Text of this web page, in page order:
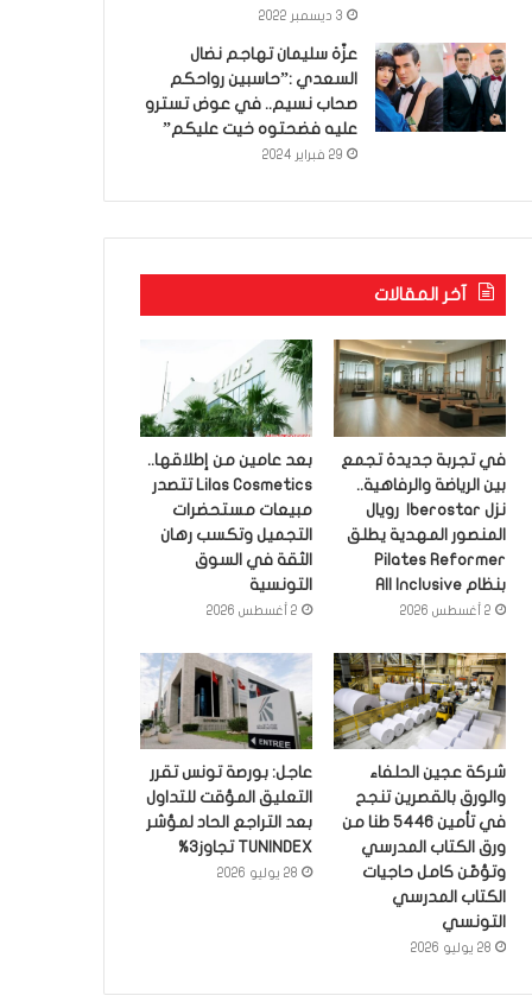
3 ديسمبر 2022
عزّة سليمان تهاجم نضال
السعدي :”حاسبين رواحكم
صحاب نسيم.. في عوض تسترو
عليه فضحتوه خيت عليكم”
29 فبراير 2024
آخر المقالات
في تجربة جديدة تجمع
بين الرياضة والرفاهية..
نزل Iberostar رويال
المنصور المهدية يطلق
Pilates Reformer
بنظام All Inclusive
2 أغسطس 2026
بعد عامين من إطلاقها..
Lilas Cosmetics تتصدر
مبيعات مستحضرات
التجميل وتكسب رهان
الثقة في السوق
التونسية
2 أغسطس 2026
شركة عجين الحلفاء
والورق بالقصرين تنجح
في تأمين 5446 طنا من
ورق الكتاب المدرسي
وتؤمّن كامل حاجيات
الكتاب المدرسي
التونسي
28 يوليو 2026
عاجل: بورصة تونس تقرر
التعليق المؤقت للتداول
بعد التراجع الحاد لمؤشر
TUNINDEX تجاوز3%
28 يوليو 2026